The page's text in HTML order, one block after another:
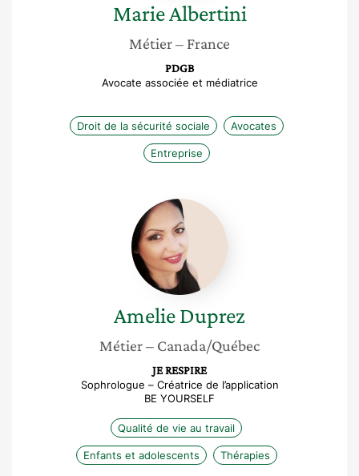
MarieAlbertini
Métier– France
PDGB
Avocate associée et médiatrice
Droit de la sécurité sociale Avocates
Entreprise
Amelie
Duprez
AmelieDuprez
Métier– Canada/Québec
JE RESPIRE
Sophrologue – Créatrice de l’application
BE YOURSELF
Qualité de vie au travail
Enfants et adolescents Thérapies